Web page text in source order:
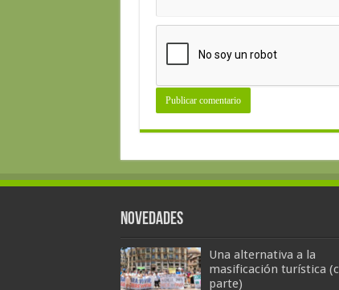
Novedades
Una alternativa a la
masificación turística
parte)